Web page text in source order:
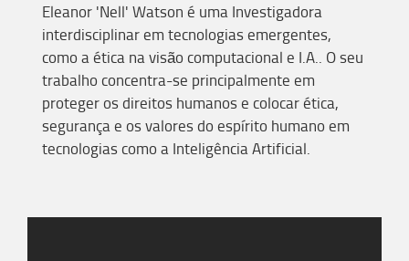
Eleanor 'Nell' Watson é uma Investigadora
interdisciplinar em tecnologias emergentes,
como a ética navisão computacional e I.A.. O seu
trabalho concentra-se principalmente em
proteger os direitos humanos e colocar ética,
segurança e os valores do espírito humano em
tecnologias como a Inteligência Artificial.